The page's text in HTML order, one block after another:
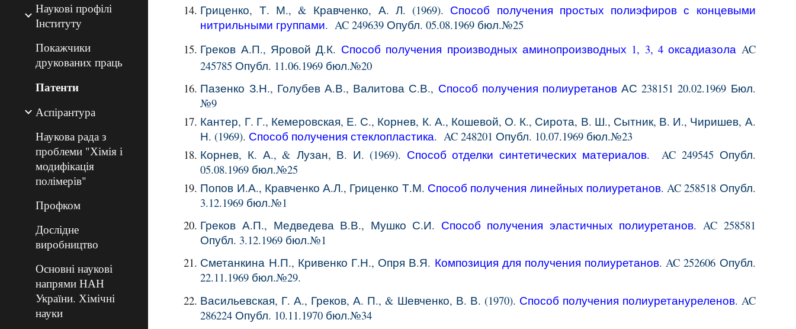
Наукові профілі
Інституту
Покажчики
друкованих праць
Патенти
Аспірантура
Наукова рада з
проблеми "Хімія і
модифікація
полімерів"
Профком
Дослідне
виробництво
Основні наукові
напрями НАН
України. Хімічні
науки
Гриценко, Т. М., & Кравченко, А. Л. (1969). Способ получения простых полиэфиров с концевыми
нитрильными группами. AC 249639 Опубл. 05.08.1969 бюл.№25
Греков А.П., Яровой Д.К. Способ получения производных аминопроизводных 1, 3, 4 оксадиазола AC
245785 Опубл. 11.06.1969 бюл.№20
Пазенко З.Н., Голубев А.В., Валитова С.В., Способ получения полиуретановАС238151 20.02.1969 Бюл.
№9
Кантер, Г. Г., Кемеровская, Е. С., Корнев, К. А., Кошевой, О. К., Сирота, В. Ш., Сытник, В. И., Чиришев, А.
Н. (1969). Способ получения стеклопластика. AC 248201 Опубл. 10.07.1969 бюл.№23
Корнев, К. А., & Лузан, В. И. (1969). Способ отделки синтетических материалов. AC249545 Опубл.
05.08.1969 бюл.№25
Попов И.А., Кравченко А.Л., Гриценко Т.М. Способ получения линейных полиуретанов. AC 258518 Опубл.
3.12.1969 бюл.№1
Греков А.П., Медведева В.В., Мушко С.И. Способ получения эластичных полиуретанов. AC 258581
Опубл. 3.12.1969 бюл.№1
Сметанкина Н.П., Кривенко Г.Н., Опря В.Я. Композиция для получения полиуретанов. AC 252606 Опубл.
22.11.1969 бюл.№29.
Васильевская, Г. А., Греков, А. П., & Шевченко, В. В. (1970). Способ получения полиуретануреленов. AC
286224 Опубл. 10.11.1970 бюл.№34